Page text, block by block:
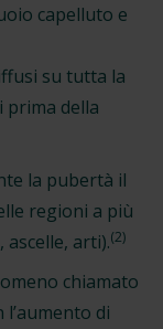
capelluto e
su tutta la
prima della
la pubertà il
regioni a più
arti).(2)
chiamato
di